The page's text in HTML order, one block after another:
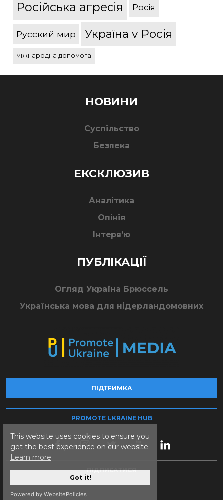
This website uses cookies to ensure you
get the best experience on our website.
Learn more
Got it!
Powered by WebsitePolicies
Російська агресія Росія
Русский мир Україна v Росія
міжнародна допомога
НОВИНИ
Суспільство
Безпека
ЕКСКЛЮЗИВ
Аналітика
Опінія
Інтерв’ю
ПУБЛІКАЦІЇ
Огляд Україна Брюссель
Українська мова для нідерландомовних
ПІДТРИМКА
PROMOTE UKRAINE HUB
ПІДПИСАТИСЯ